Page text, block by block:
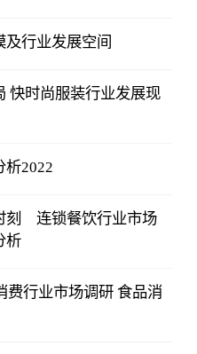
行业发展空间
快时尚服装行业发展现
析2022​
刻 连锁餐饮行业市场
析
费行业市场调研 食品消